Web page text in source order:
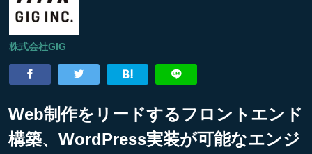
株式会社GIG
Web制作をリードするフロントエンド
構築、WordPress実装が可能なエンジ